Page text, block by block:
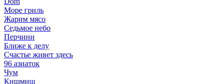
Море гриль
Жарим мясо
Седьмое небо
Перчини
Ближе к делу
Счастье живет здесь
96 азиаток
Чум
Кишмиш